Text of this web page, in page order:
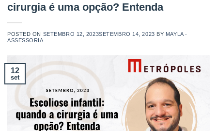
cirurgia é uma opção? Entenda
POSTED ON SETEMBRO 12, 2023SETEMBRO 14, 2023 BY MAYLA -
ASSESSORIA
12
set